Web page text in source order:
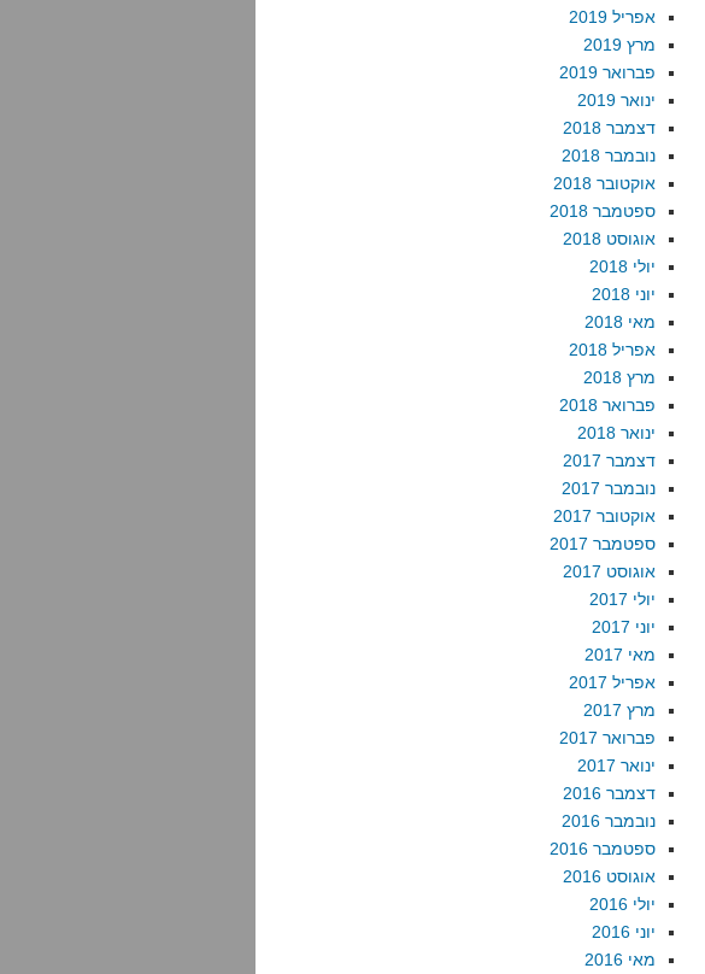
אפריל 2019
מרץ 2019
פברואר 2019
ינואר 2019
דצמבר 2018
נובמבר 2018
אוקטובר 2018
ספטמבר 2018
אוגוסט 2018
יולי 2018
יוני 2018
מאי 2018
אפריל 2018
מרץ 2018
פברואר 2018
ינואר 2018
דצמבר 2017
נובמבר 2017
אוקטובר 2017
ספטמבר 2017
אוגוסט 2017
יולי 2017
יוני 2017
מאי 2017
אפריל 2017
מרץ 2017
פברואר 2017
ינואר 2017
דצמבר 2016
נובמבר 2016
ספטמבר 2016
אוגוסט 2016
יולי 2016
יוני 2016
מאי 2016